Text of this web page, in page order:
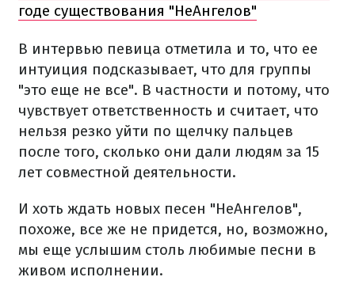
годе существования "НеАнгелов"
В интервью певица отметила и то, что ее
интуиция подсказывает, что для группы
"это еще не все". В частности и потому, что
чувствует ответственность и считает, что
нельзя резко уйти по щелчку пальцев
после того, сколько они дали людям за 15
лет совместной деятельности.
И хоть ждать новых песен "НеАнгелов",
похоже, все же не придется, но, возможно,
мы еще услышим столь любимые песни в
живом исполнении.